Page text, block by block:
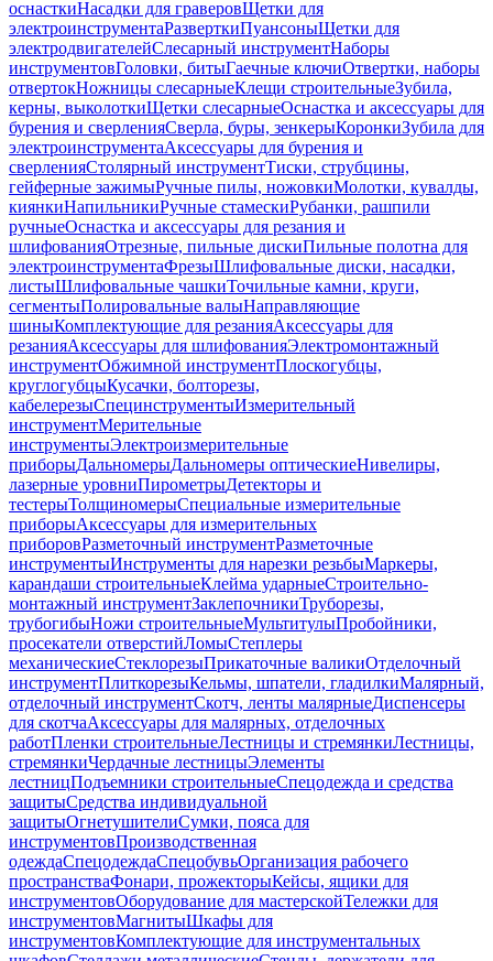
оснасткиНасадки для граверовЩетки для
электроинструментаРазверткиПуансоныЩетки для
электродвигателейСлесарный инструментНаборы
инструментовГоловки, битыГаечные ключиОтвертки, наборы
отвертокНожницы слесарныеКлещи строительныеЗубила,
керны, выколоткиЩетки слесарныеОснастка и аксессуары для
бурения и сверленияСверла, буры, зенкерыКоронкиЗубила для
электроинструментаАксессуары для бурения и
сверленияСтолярный инструментТиски, струбцины,
гейферные зажимыРучные пилы, ножовкиМолотки, кувалды,
киянкиНапильникиРучные стамескиРубанки, рашпили
ручныеОснастка и аксессуары для резания и
шлифованияОтрезные, пильные дискиПильные полотна для
электроинструментаФрезыШлифовальные диски, насадки,
листыШлифовальные чашкиТочильные камни, круги,
сегментыПолировальные валыНаправляющие
шиныКомплектующие для резанияАксессуары для
резанияАксессуары для шлифованияЭлектромонтажный
инструментОбжимной инструментПлоскогубцы,
круглогубцыКусачки, болторезы,
кабелерезыСпецинструментыИзмерительный
инструментМерительные
инструментыЭлектроизмерительные
приборыДальномерыДальномеры оптическиеНивелиры,
лазерные уровниПирометрыДетекторы и
тестерыТолщиномерыСпециальные измерительные
приборыАксессуары для измерительных
приборовРазметочный инструментРазметочные
инструментыИнструменты для нарезки резьбыМаркеры,
карандаши строительныеКлейма ударныеСтроительно-
монтажный инструментЗаклепочникиТруборезы,
трубогибыНожи строительныеМультитулыПробойники,
просекатели отверстийЛомыСтеплеры
механическиеСтеклорезыПрикаточные валикиОтделочный
инструментПлиткорезыКельмы, шпатели, гладилкиМалярный,
отделочный инструментСкотч, ленты малярныеДиспенсеры
для скотчаАксессуары для малярных, отделочных
работПленки строительныеЛестницы и стремянкиЛестницы,
стремянкиЧердачные лестницыЭлементы
лестницПодъемники строительныеСпецодежда и средства
защитыСредства индивидуальной
защитыОгнетушителиСумки, пояса для
инструментовПроизводственная
одеждаСпецодеждаСпецобувьОрганизация рабочего
пространстваФонари, прожекторыКейсы, ящики для
инструментовОборудование для мастерскойТележки для
инструментовМагнитыШкафы для
инструментовКомплектующие для инструментальных